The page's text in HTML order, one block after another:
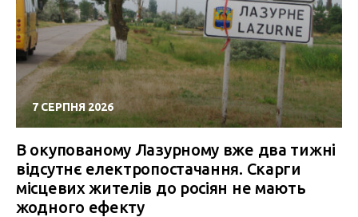
7 СЕРПНЯ 2026
В окупованому Лазурному вже два тижні
відсутнє електропостачання. Скарги
місцевих жителів до росіян не мають
жодного ефекту